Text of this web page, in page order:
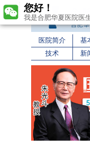
医院简介 基
技术
新
您好！
我是合肥华夏医院医